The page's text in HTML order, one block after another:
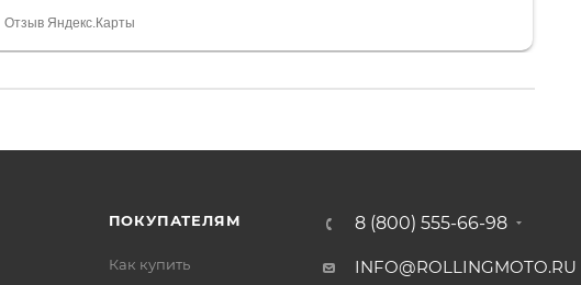
спасибо отдельное, всегда на связи, очень детально всё
Отзыв Яндекс.Карты
ПОКУПАТЕЛЯМ
Как купить
8 (800) 555-66-98
INFO@ROLLINGMOTO.RU